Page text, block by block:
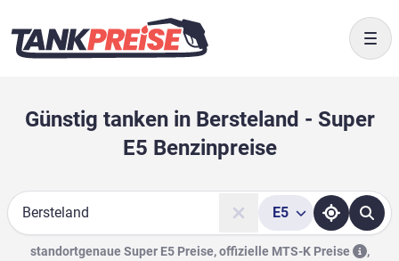
Günstig tanken in Bersteland - Super
E5 Benzinpreise
Suche
E5
standortgenaue Super E5 Preise, offizielle MTS-K Preise
,